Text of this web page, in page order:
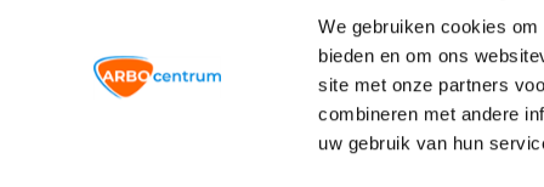
We gebruiken cookies
bieden en om ons
site met onze partners
combineren met andere
uw gebruik van hun